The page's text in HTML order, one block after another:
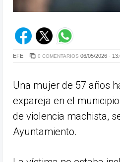
EFE 0 COMENTARIOS 06/05/2026 -
Una mujer de 57 años
expareja en el
de violencia machista,
Ayuntamiento.